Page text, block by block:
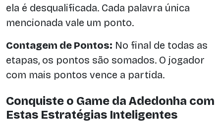
ela é desqualificada. Cada palavra única
mencionada vale um ponto.
Contagem de Pontos: No final de todas as
etapas, os pontos são somados. O jogador
com mais pontos vence a partida.
Conquiste o Game da Adedonha com
Estas Estratégias Inteligentes